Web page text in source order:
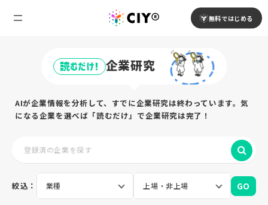
無料ではじめる
読むだけ! 企業研究
AIが企業情報を分析して、すでに企業研究は終わっています。気
になる企業を選べば「読むだけ」で企業研究は完了！
絞込： GO